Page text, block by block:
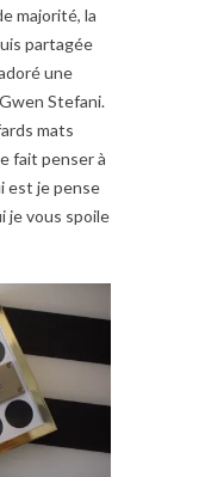
majorité, la
partagée
une
Stefani.
mats
fait penser à
est je pense
je vous spoile